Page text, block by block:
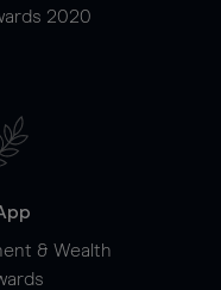
2020
& Wealth